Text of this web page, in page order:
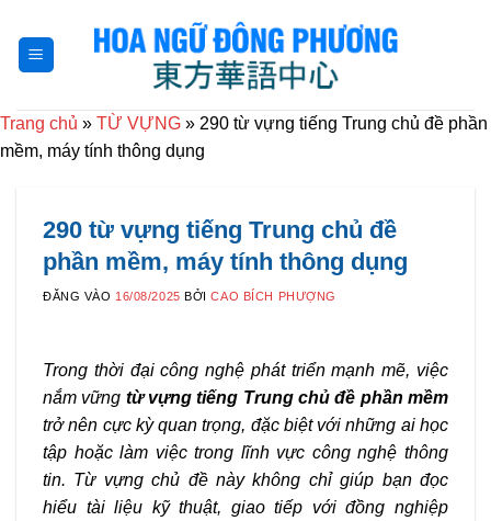
qua
nội
Trang chủ » TỪ VỰNG » 290 từ vựng tiếng Trung chủ đề phần
mềm, máy tính thông dụng
290 từ vựng tiếng Trung chủ đề
phần mềm, máy tính thông dụng
ĐĂNG VÀO 16/08/2025 BỞICAO BÍCH PHƯỢNG
Trong thời đại công nghệ phát triển mạnh mẽ, việc
nắm vững từ vựng tiếng Trung chủ đề phần mềm
trở nên cực kỳ quan trọng, đặc biệt với những ai học
tập hoặc làm việc trong lĩnh vực công nghệ thông
tin. Từ vựng chủ đề này không chỉ giúp bạn đọc
hiểu tài liệu kỹ thuật, giao tiếp với đồng nghiệp